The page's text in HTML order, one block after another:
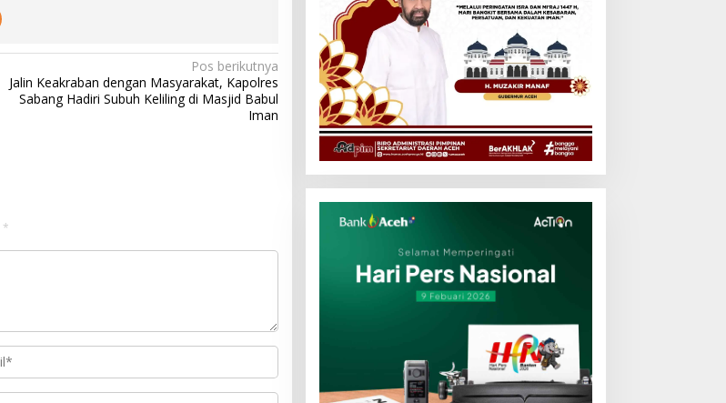
Pos berikutnya
Jalin Keakraban dengan Masyarakat, Kapolres
Sabang Hadiri Subuh Keliling di Masjid Babul
Iman
*